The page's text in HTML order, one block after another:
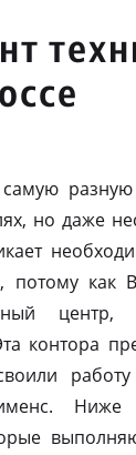
разную
но даже
как
центр,
контора
работу
Ниже